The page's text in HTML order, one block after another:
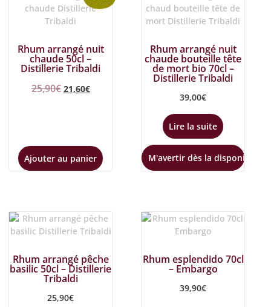
Rhum arrangé nuit
chaude 50cl –
Distillerie Tribaldi
25,90€ 21,60€
Ajouter au panier
Rhum arrangé nuit
chaude bouteille tête
de mort bio 70cl –
Distillerie Tribaldi
39,00€
Lire la suite
M'avertir dès la disponibilité
Rhum arrangé pêche
basilic 50cl – Distillerie
Tribaldi
25,90€
Rhum esplendido 70cl
– Embargo
39,90€